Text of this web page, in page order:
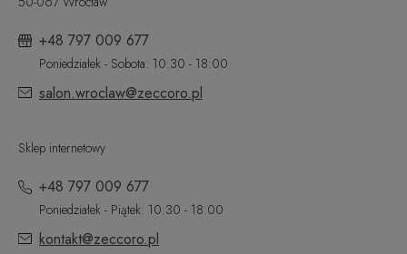
+48 797 009 677
Poniedziałek - Sobota: 10:30 - 18:00
salon.wroclaw@zeccoro.pl
Sklep internetowy
+48 797 009 677
Poniedziałek - Piątek: 10:30 - 18:00
kontakt@zeccoro.pl